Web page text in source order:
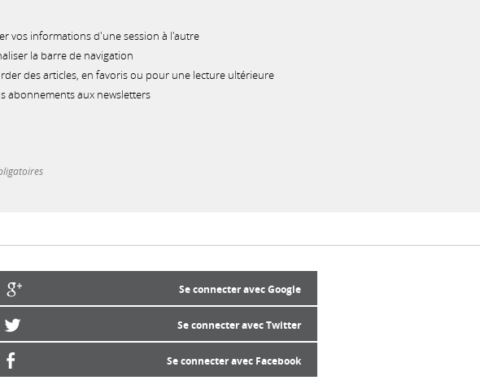
vos informations d'une session à l'autre
la barre de navigation
des articles, en favoris ou pour une lecture ultérieure
abonnements aux newsletters
Se connecter avec Google
Se connecter avec Twitter
Se connecter avec Facebook